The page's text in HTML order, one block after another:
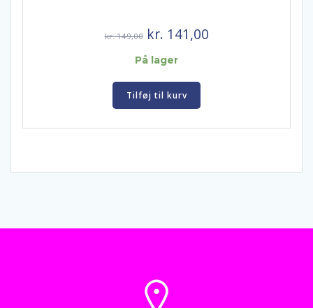
kr.149,00 Den
oprindelige
var:
kr. 149,00.
kr. 141,00Den
På lager
Tilføj til kurv